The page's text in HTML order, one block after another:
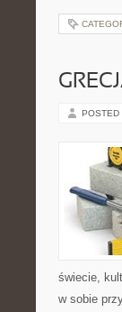
POSTED
świecie,
w sobie